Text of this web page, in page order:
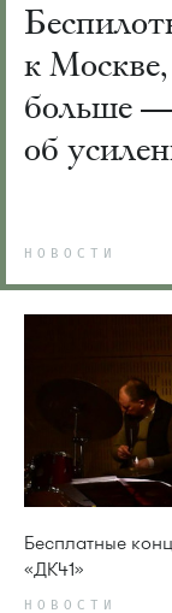
к Москве,
больше —
об
НОВОСТИ
Бесплатные
«ДК41»
НОВОСТИ